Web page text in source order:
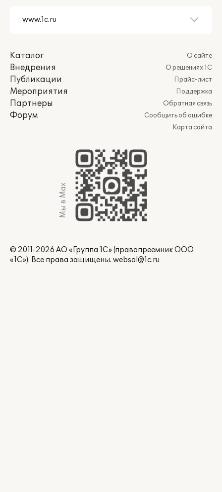
Каталог
Внедрения
Публикации
Мероприятия
Партнеры
Форум
О сайте
О решениях 1С
Прайс-лист
Поддержка
Обратная связь
Сообщить об ошибке
Карта сайта
Мы в Max
© 2011-2026 АО «Группа 1С» (правопреемник ООО
«1С»). Все права защищены. websol@1c.ru